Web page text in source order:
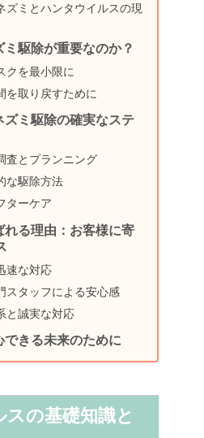
ズミとハンタウイルスの現
ミ駆除が重要なのか？
クを最小限に
を取り戻すために
ズミ駆除の確実なステ
査とプランニング
な駆除方法
ターケア
れる理由：お客様に寄
速な対応
スタッフによる安心感
と誠実な対応
できる未来のために
の基礎知識と